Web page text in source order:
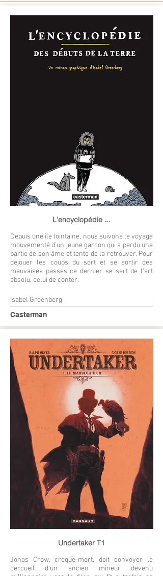
L'encyclopédie ...
Depuis une île lointaine, nous suivons le voyage
mouvementé d'un jeune garçon qui a perdu une
partie de son âme et tente de la retrouver. Pour
déjouer les coups du sort et se sortir des
mauvaises passes ce dernier se sert de l'art
absolu, celui de conter.
Isabel Greenberg
Casterman
Undertaker T1
Jonas Crow, croque-mort, doit convoyer le
cercueil d'un ancien mineur devenu